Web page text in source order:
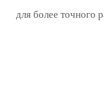
для более точного